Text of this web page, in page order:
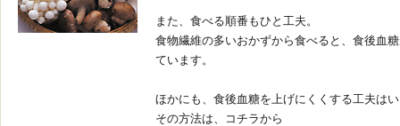
また、食べる順番もひと工夫。
食物繊維の多いおかずから食べると、食後血
ています。
ほかにも、食後血糖を上げにくくする工夫は
その方法は、コチラから